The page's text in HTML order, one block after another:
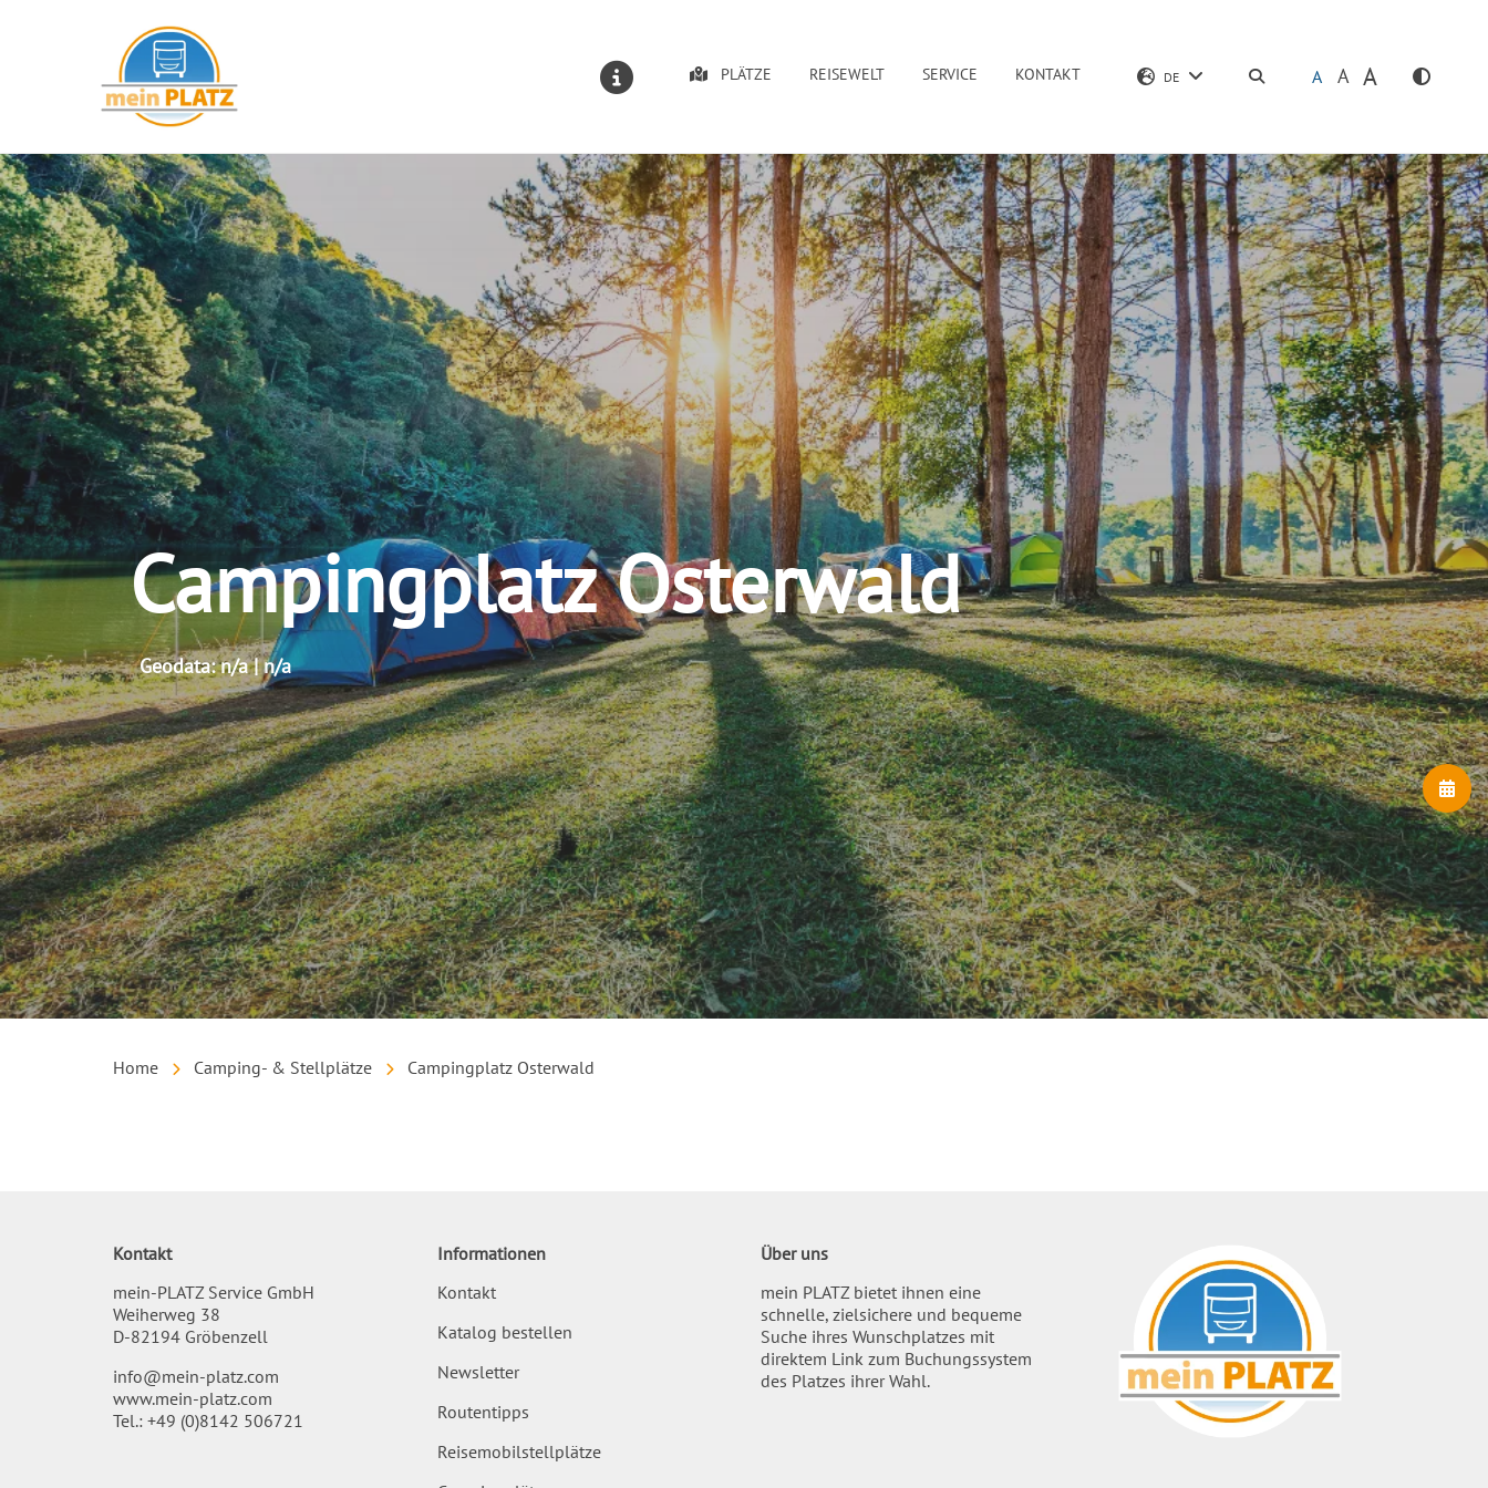
PLÄTZE REISEWELT SERVICE KONTAKT DE SUCHENA A A
Campingplatz Osterwald
Geodata: n/a | n/a
Home Camping- & Stellplätze Campingplatz Osterwald
Kontakt
mein-PLATZ Service GmbH
Weiherweg 38
D-82194 Gröbenzell
info@mein-platz.com
www.mein-platz.com
Tel.: +49 (0)8142 506721
Informationen
Kontakt
Katalog bestellen
Newsletter
Routentipps
Reisemobilstellplätze
Über uns
mein PLATZ bietet ihnen eine
schnelle, zielsichere und bequeme
Suche ihres Wunschplatzes mit
direktem Link zum Buchungssystem
des Platzes ihrer Wahl.